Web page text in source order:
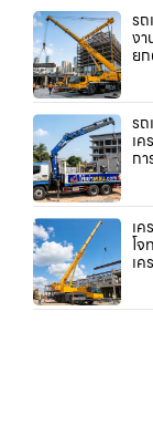
ร
งา
ย
ร
เ
ก
เ
โจ
เ